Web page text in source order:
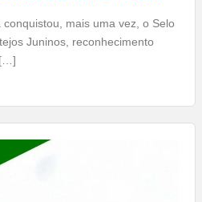
mais uma vez, o Selo
Juninos, reconhecimento
[…]